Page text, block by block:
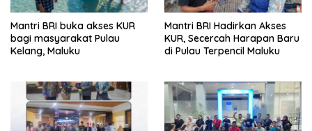
Mantri BRI buka akses KUR
bagi masyarakat Pulau
Kelang, Maluku
Mantri BRI Hadirkan Akses
KUR, Secercah Harapan Baru
di Pulau Terpencil Maluku